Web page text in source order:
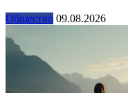
Общество 09.08.2026